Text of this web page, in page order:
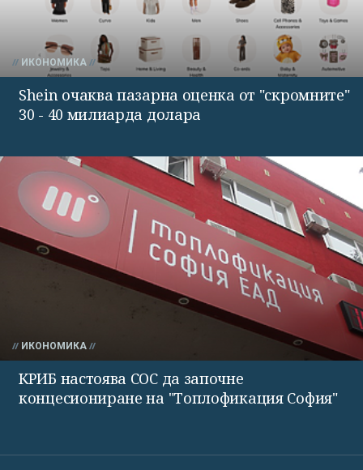
ИКОНОМИКА
Shein очаква пазарна оценка от "скромните"
30 - 40 милиарда долара
ИКОНОМИКА
КРИБ настоява СОС да започне
концесиониране на "Топлофикация София"